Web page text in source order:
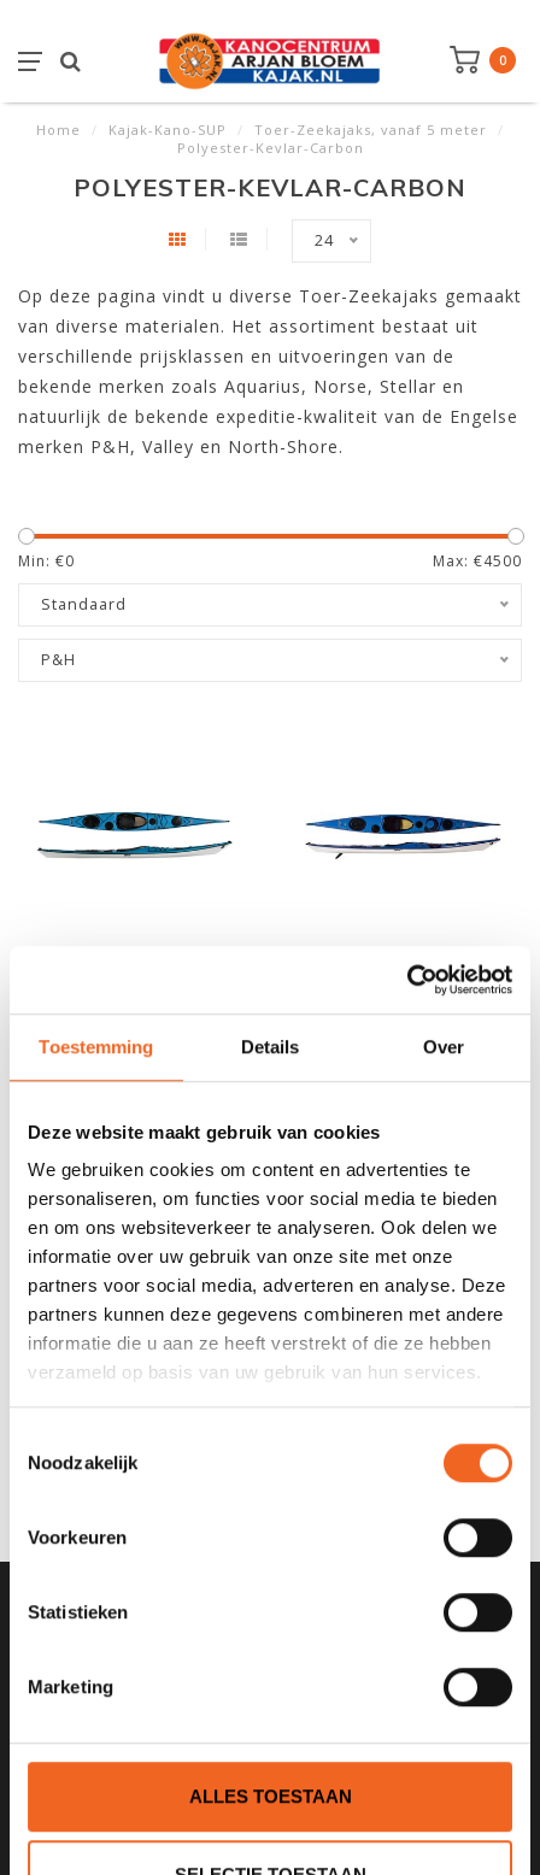
Toestemming Details Over
Deze website maakt gebruik van cookies
We gebruiken cookies om content en advertenties te
personaliseren, om functies voor social media te bieden
en om ons websiteverkeer te analyseren. Ook delen we
informatie over uw gebruik van onze site met onze
partners voor social media, adverteren en analyse. Deze
partners kunnen deze gegevens combineren met andere
informatie die u aan ze heeft verstrekt of die ze hebben
verzameld op basis van uw gebruik van hun services.
Noodzakelijk
Voorkeuren
Statistieken
Marketing
ALLES TOESTAAN
0
Home / Kajak-Kano-SUP / Toer-Zeekajaks, vanaf 5 meter
/
Polyester-Kevlar-Carbon
POLYESTER-KEVLAR-CARBON
24
Op deze pagina vindt u diverse Toer-Zeekajaks gemaakt
van diverse materialen. Het assortiment bestaat uit
verschillende prijsklassen en uitvoeringen van de
bekende merken zoals Aquarius, Norse, Stellar en
natuurlijk de bekende expeditie-kwaliteit van de Engelse
merken P&H, Valley en North-Shore.
Min: €0 Max: €4500
Standaard
P&H
SCHEG
€3.635,00€3.495,00
P&H CETUS, SCHEG
€4.495,00
€3.635,00€3.495,00
Poelweg 1B